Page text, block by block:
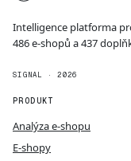
Intelligence platforma
486 e-shopů a 437
SIGNAL · 2026
PRODUKT
Analýza e-shopu
E-shopy